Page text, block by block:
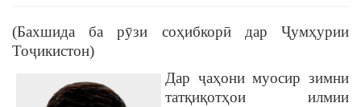
(Бахшида ба рӯзи соҳибкорӣ дар Ҷумҳурии
Тоҷикистон)
Дар ҷаҳони муосир зимни
татқиқотҳои илмии